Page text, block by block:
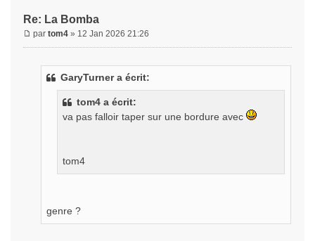
Re: La Bomba
par tom4 » 12 Jan 2026 21:26
GaryTurner a écrit:
tom4 a écrit:
va pas falloir taper sur une bordure avec
tom4
genre ?